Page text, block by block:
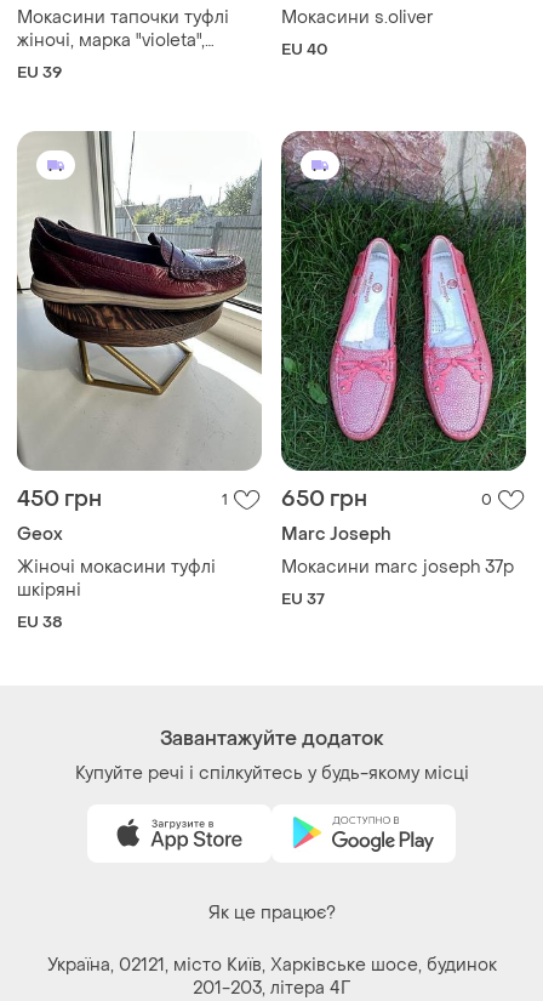
Мокасини тапочки туфлі
жіночі, марка "violeta",
EU 39
Мокасини s.oliver
EU 40
450 грн 1
Geox
Жіночі мокасини туфлі
шкіряні
EU 38
650 грн 0
Marc Joseph
Мокасини marc joseph 37р
EU 37
Завантажуйте додаток
Купуйте речі і спілкуйтесь у будь-якому місці
Як це працює?
Україна, 02121, місто Київ, Харківське шосе, будинок
201-203, літера 4Г